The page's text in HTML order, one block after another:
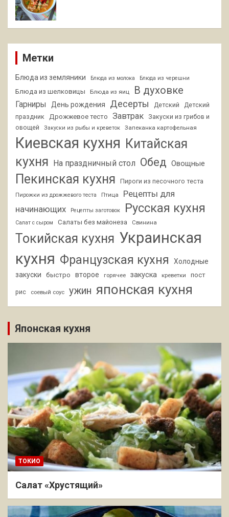
Метки
Блюда из земляники Блюда из молока Блюда из черешни
Блюда из шелковицы Блюда из яиц В духовке
Гарниры День рождения Десерты Детский
Детский
праздник
Дрожжевое тесто Завтрак
Закуски из грибов и
овощей
Закуски из рыбы и креветок Запеканка картофельная
Киевская кухня Китайская
кухня На праздничный стол Обед Овощные
Пекинская кухня Пироги из песочного теста
Пирожки из дрожжевого теста Птица
Рецепты для
начинающих
Рецепты заготовок Русская кухня
Салат с сыром Салаты без майонеза Свинина
Токийская кухня Украинская
кухня Французская кухня
Холодные
закуски
быстро второе горячее закуска креветки пост
рис соевый соус ужин японская кухня
Японская кухня
ТОКИО
Салат «Хрустящий»